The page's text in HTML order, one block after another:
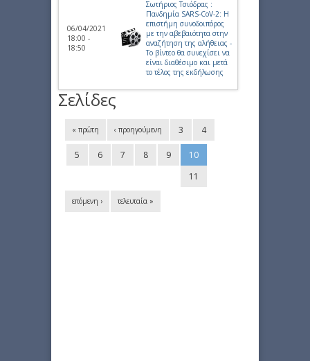
06/04/2021
18:00 -
18:50
Σωτήριος Τσιόδρας :
Πανδημία SARS-CoV-2: Η
επιστήμη συνοδοιπόρος
με την αβεβαιότητα στην
αναζήτηση της αλήθειας -
Το βίντεο θα συνεχίσει να
είναι διαθέσιμο και μετά
το τέλος της εκδήλωσης
Σελίδες
« πρώτη ‹ προηγούμενη 3 4
5 6 7 8 9
10
11
επόμενη › τελευταία »